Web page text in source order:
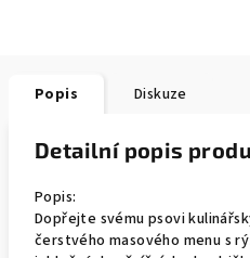
Popis Diskuze
Detailní popis
Popis:
Dopřejte svému psovi
čerstvého masového menu s